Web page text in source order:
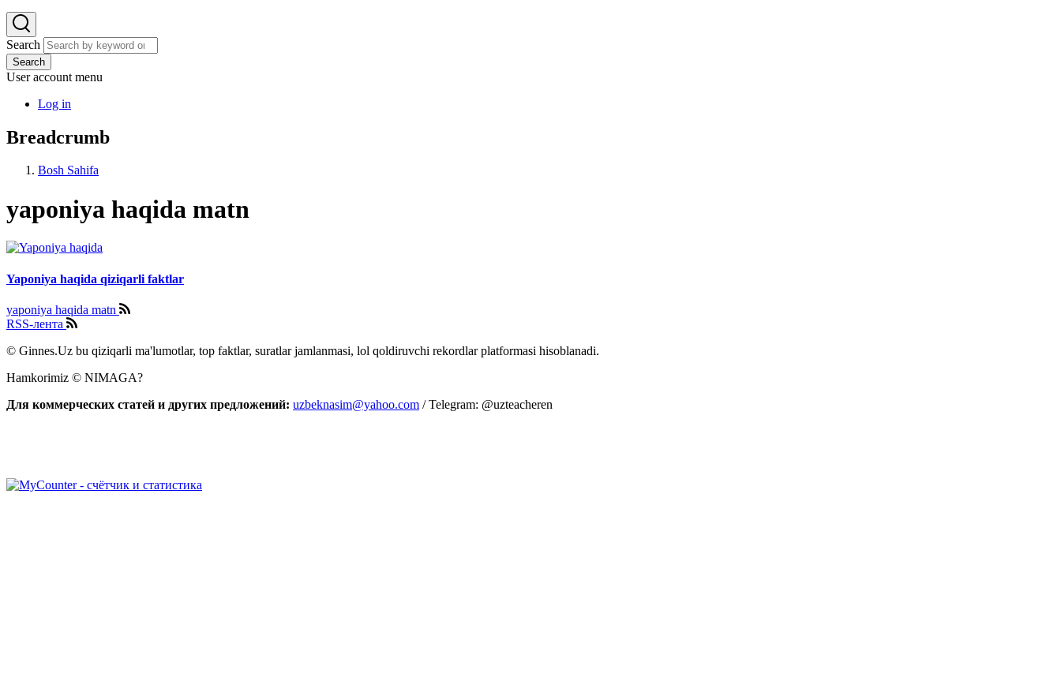
Search
Search
User account menu
Log in
Breadcrumb
Bosh Sahifa
yaponiya haqida matn
Yaponiya haqida qiziqarli faktlar
yaponiya haqida matn
RSS-лента
© Ginnes.Uz bu qiziqarli ma'lumotlar, top faktlar, suratlar jamlanmasi, lol qoldiruvchi rekordlar platformasi hisoblanadi.
Hamkorimiz © NIMAGA?
Для коммерческих статей и других предложений: uzbeknasim@yahoo.com / Telegram: @uzteacheren